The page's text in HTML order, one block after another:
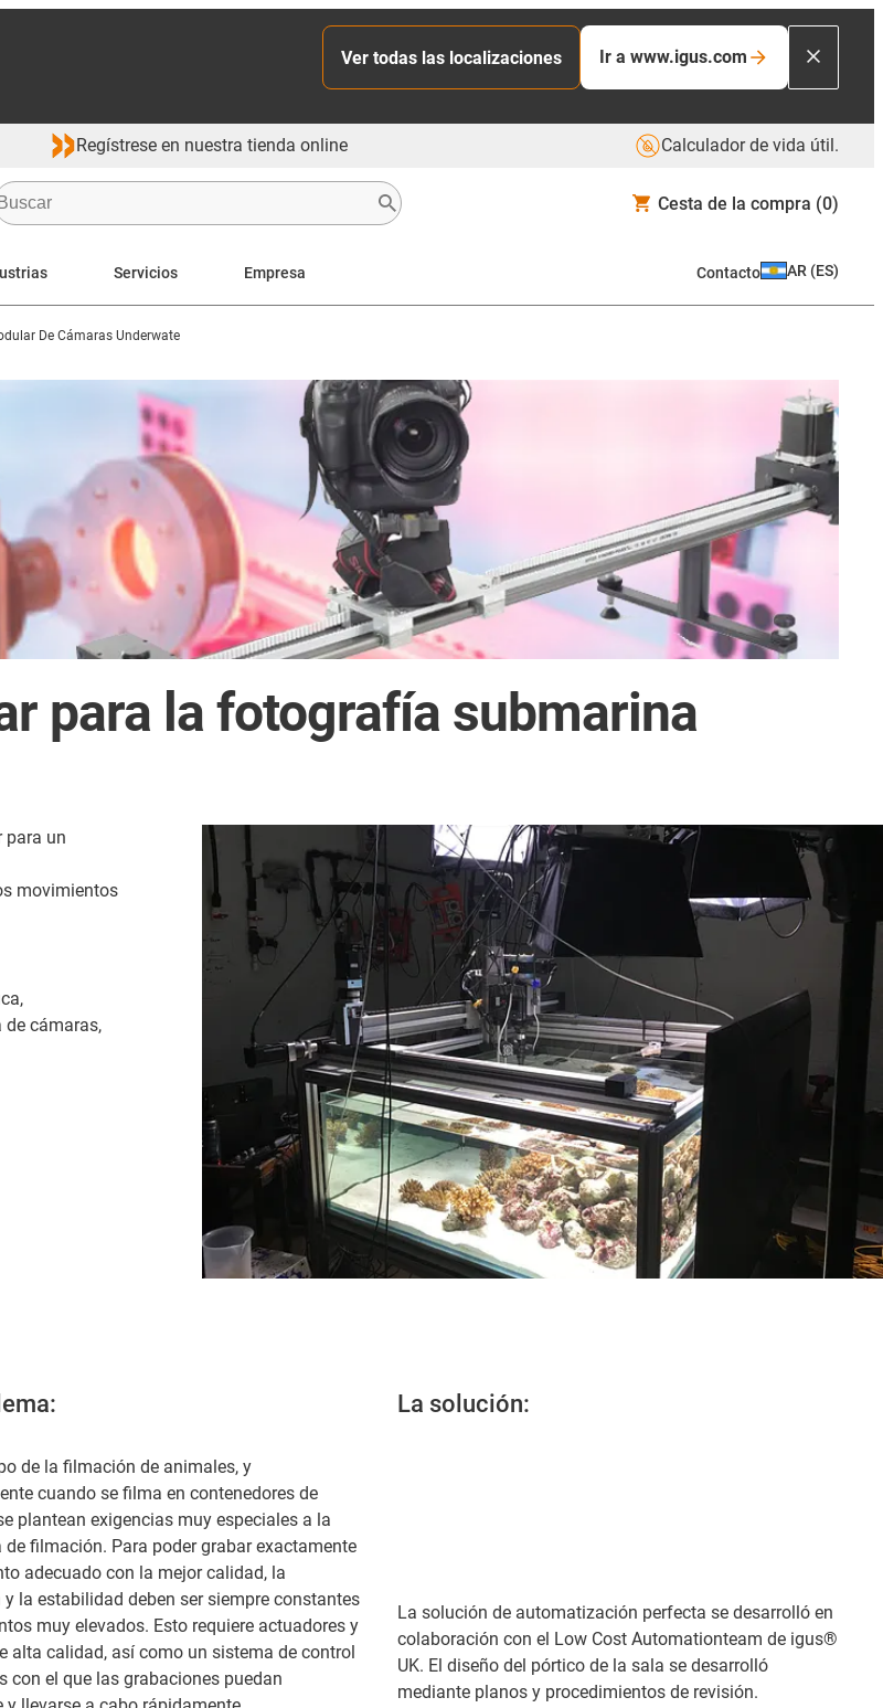
Ver todas las localizaciones Ir a www.igus.com
Regístrese en nuestra tienda online Calculador de vida útil.
Cesta de la compra (0)
Servicios Empresa Contacto AR (ES)
De Cámaras Underwate
para la fotografía submarina
para un
movimientos
cámaras,
de la filmación de animales, y
cuando se filma en contenedores de
plantean exigencias muy especiales a la
de filmación. Para poder grabar exactamente
adecuado con la mejor calidad, la
y la estabilidad deben ser siempre constantes
muy elevados. Esto requiere actuadores y
alta calidad, así como un sistema de control
con el que las grabaciones puedan
La solución:
La solución de automatización perfecta se desarrolló en
colaboración con el Low Cost Automationteam de igus®
UK. El diseño del pórtico de la sala se desarrolló
mediante planos y procedimientos de revisión.